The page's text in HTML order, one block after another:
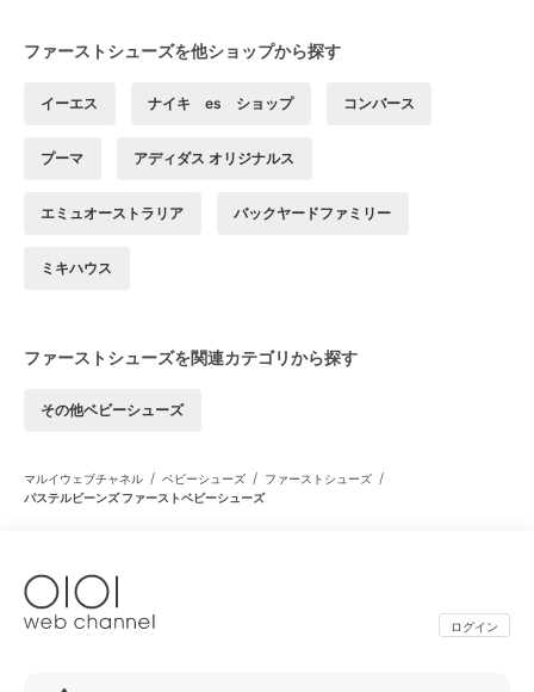
ファーストシューズを他ショップから探す
イーエス ナイキ es ショップ コンバース
プーマ アディダス オリジナルス
エミュオーストラリア バックヤードファミリー
ミキハウス
ファーストシューズを関連カテゴリから探す
その他ベビーシューズ
マルイウェブチャネル / ベビーシューズ / ファーストシューズ /
パステルビーンズ ファーストベビーシューズ
ログイン